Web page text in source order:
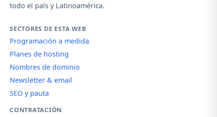
todo el país y Latinoamérica.
SECTORES DE ESTA WEB
Programación a medida
Planes de hosting
Nombres de dominio
Newsletter & email
SEO y pauta
CONTRATACIÓN